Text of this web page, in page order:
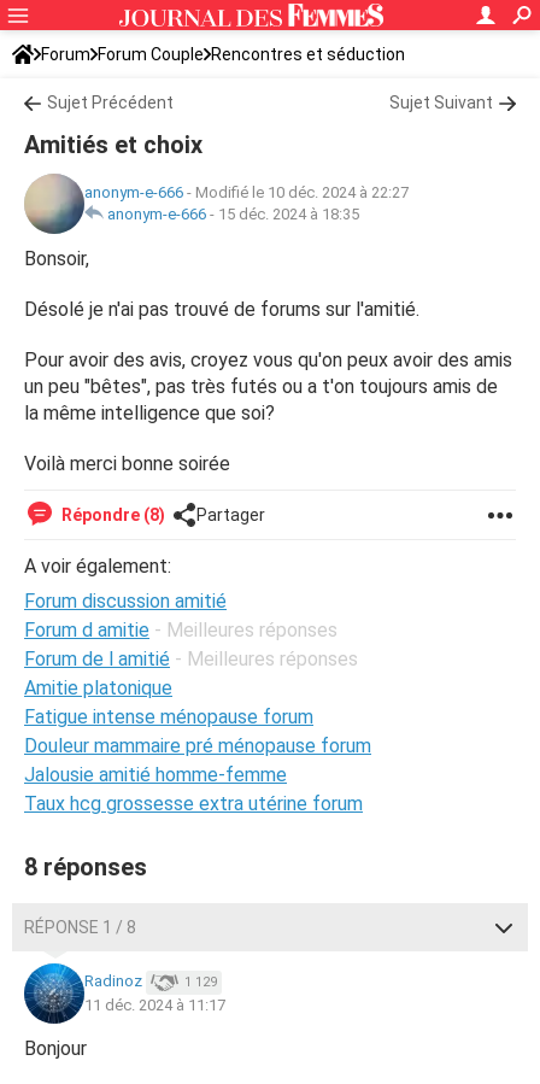
Forum Forum Couple Rencontres et séduction
Sujet Précédent Sujet Suivant
Amitiés et choix
anonym-e-666 - Modifié le 10 déc. 2024 à 22:27
anonym-e-666 - 15 déc. 2024 à 18:35
Bonsoir,
Désolé je n'ai pas trouvé de forums sur l'amitié.
Pour avoir des avis, croyez vous qu'on peux avoir des amis
un peu "bêtes", pas très futés ou a t'on toujours amis de
la même intelligence que soi?
Voilà merci bonne soirée
Répondre (8) Partager
A voir également:
Forum discussion amitié
Forum d amitie - Meilleures réponses
Forum de l amitié - Meilleures réponses
Amitie platonique
Fatigue intense ménopause forum
Douleur mammaire pré ménopause forum
Jalousie amitié homme-femme
Taux hcg grossesse extra utérine forum
8 réponses
RÉPONSE 1 / 8
Radinoz 1 129
11 déc. 2024 à 11:17
Bonjour